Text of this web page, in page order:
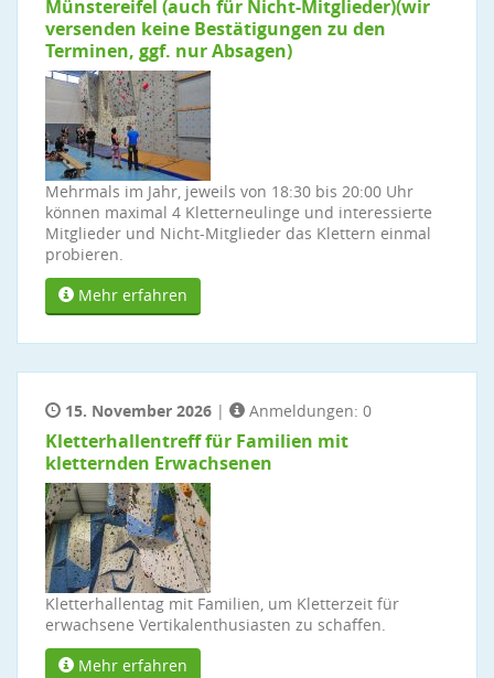
Münstereifel (auch für Nicht-Mitglieder)(wir
versenden keine Bestätigungen zu den
Terminen, ggf. nur Absagen)
Mehrmals im Jahr, jeweils von 18:30 bis 20:00 Uhr
können maximal 4 Kletterneulinge und interessierte
Mitglieder und Nicht-Mitglieder das Klettern einmal
probieren.
Mehr erfahren
15. November 2026 | Anmeldungen: 0
Kletterhallentreff für Familien mit
kletternden Erwachsenen
Kletterhallentag mit Familien, um Kletterzeit für
erwachsene Vertikalenthusiasten zu schaffen.
Mehr erfahren